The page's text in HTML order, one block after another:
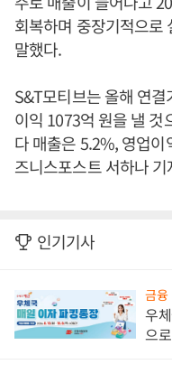
회복하며 중장기적으로
말했다.
S&T모티브는 올해 연
이익 1073억 원을 낼 것
다 매출은 5.2%, 영업
즈니스포스트 서하나 기
인기기사
금융
우
으